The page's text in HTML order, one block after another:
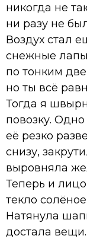
никогда не
ни разу не
Воздух стал
снежные
по тонким
но ты всё
Тогда я
повозку.
её резко
снизу,
выровняла
Теперь и
текло солёное.
Натянула
достала